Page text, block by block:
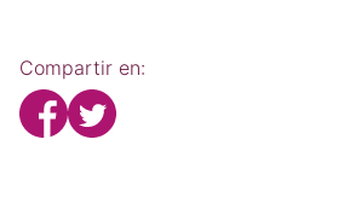
Compartir en: